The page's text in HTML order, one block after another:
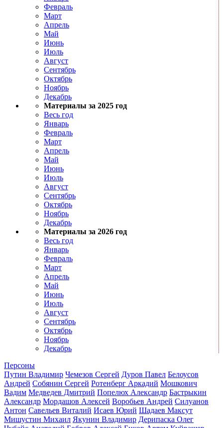
Февраль
Март
Апрель
Май
Июнь
Июль
Август
Сентябрь
Октябрь
Ноябрь
Декабрь
Материалы за 2025 год
Весь год
Январь
Февраль
Март
Апрель
Май
Июнь
Июль
Август
Сентябрь
Октябрь
Ноябрь
Декабрь
Материалы за 2026 год
Весь год
Январь
Февраль
Март
Апрель
Май
Июнь
Июль
Август
Сентябрь
Октябрь
Ноябрь
Декабрь
Персоны
Путин Владимир Чемезов Сергей Дуров Павел Белоусов
Андрей Собянин Сергей Ротенберг Аркадий Мошкович
Вадим Медведев Дмитрий Попелюх Александр Бастрыкин
Александр Мордашов Алексей Воробьев Андрей Силуанов
Антон Савельев Виталий Исаев Юрий Шадаев Максут
Мишустин Михаил Якунин Владимир Дерипаска Олег